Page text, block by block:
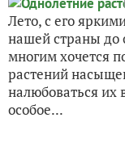
Лето, с его
нашей страны до
многим хочется
растений
налюбоваться их
особое...